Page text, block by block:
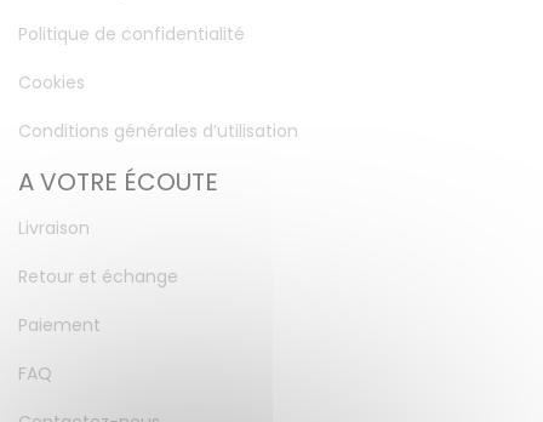
Politique de confidentialité
Cookies
Conditions générales d’utilisation
A VOTRE ÉCOUTE
Livraison
Retour et échange
Paiement
FAQ